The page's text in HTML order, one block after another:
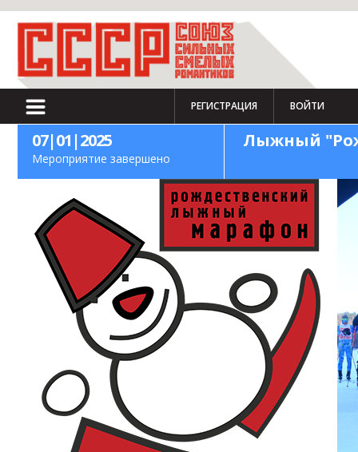
РЕГИСТРАЦИЯ ВОЙТИ
07|01|2025
Мероприятие завершено
Лыжный